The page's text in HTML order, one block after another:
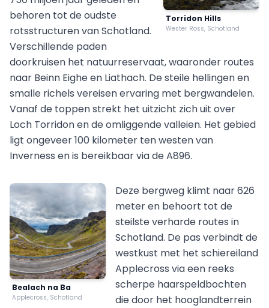
Torridon Hills
Wester Ross, Schotland
behoren tot de oudste
rotsstructuren van Schotland.
Verschillende paden
doorkruisen het natuurreservaat, waaronder routes
naar Beinn Eighe en Liathach. De steile hellingen en
smalle richels vereisen ervaring met bergwandelen.
Vanaf de toppen strekt het uitzicht zich uit over
Loch Torridon en de omliggende valleien. Het gebied
ligt ongeveer 100 kilometer ten westen van
Inverness en is bereikbaar via de A896.
Bealach na Ba
Applecross, Schotland
Deze bergweg klimt naar 626
meter en behoort tot de
steilste verharde routes in
Schotland. De pas verbindt de
westkust met het schiereiland
Applecross via een reeks
scherpe haarspeldbochten
die door het hooglandterrein